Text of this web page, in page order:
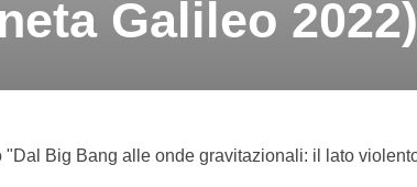
Galileo 2022)